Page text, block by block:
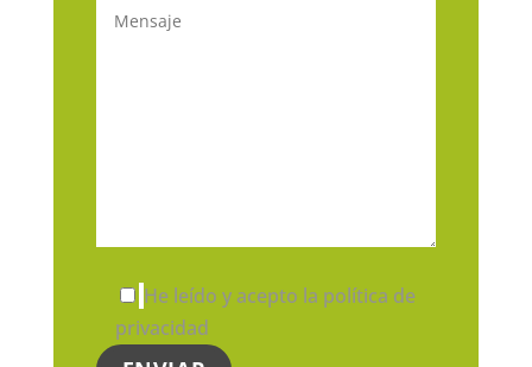
He leído y acepto la política de
privacidad